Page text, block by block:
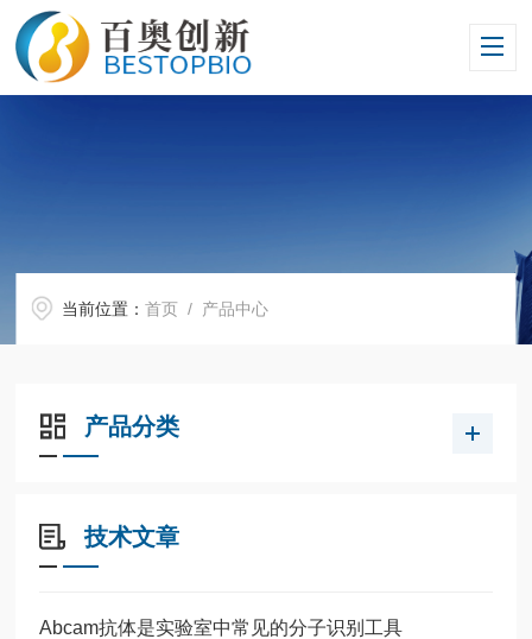
当前位置：首页 / 产品中心
产品分类
技术文章
Abcam抗体是实验室中常见的分子识别工具